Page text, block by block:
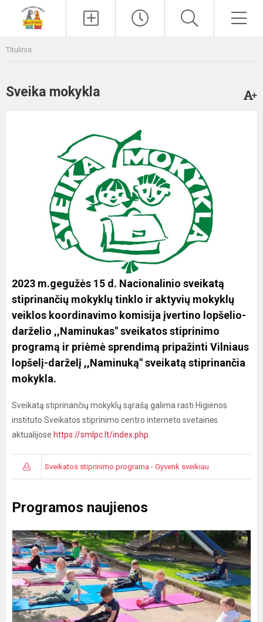
Titulinis
Sveika mokykla
2023 m.gegužės 15 d. Nacionalinio sveikatą
stiprinančių mokyklų tinklo ir aktyvių mokyklų
veiklos koordinavimo komisija įvertino lopšelio-
darželio ,,Naminukas" sveikatos stiprinimo
programą ir priėmė sprendimą pripažinti Vilniaus
lopšelį-darželį ,,Naminuką" sveikatą stiprinančia
mokykla.
Sveikatą stiprinančių mokyklų sąrašą galima rasti Higienos
instituto Sveikatos stiprinimo centro interneto svetainės
aktualijose https://smlpc.lt/index.php
Sveikatos stiprinimo programa - Gyvenk sveikiau
Programos naujienos